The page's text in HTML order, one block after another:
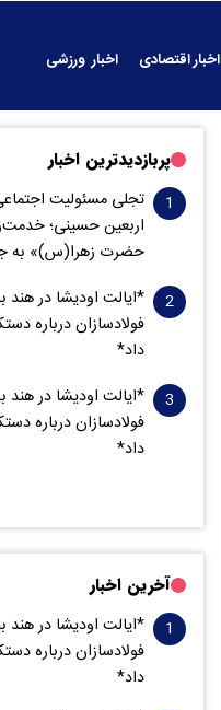
اخبار اقتصادی
اخبار ورزشی
پربازدیدترین اخبار
تجلی مسئولیت
اربعین حسینی؛
حضرت زهرا(س)» به
*ایالت اودیشا در
فولادسازان درباره
داد*
*ایالت اودیشا در
فولادسازان درباره
داد*
آخرین اخبار
*ایالت اودیشا در
فولادسازان درباره
داد*